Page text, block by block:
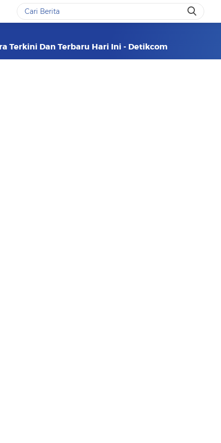
Terkini Dan Terbaru Hari Ini - Detikcom